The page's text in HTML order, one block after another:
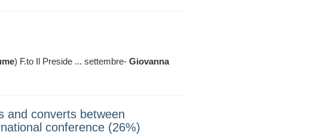
) F.to Il Preside ... settembre- Giovanna
and converts between
conference (26%)